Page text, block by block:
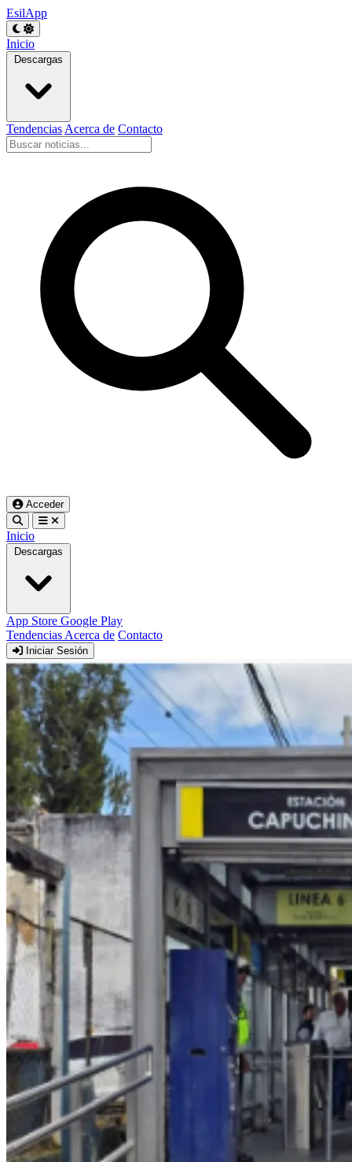
EsilApp
Inicio
Descargas
Tendencias Acerca de Contacto
Acceder
Inicio
Descargas
App Store Google Play
Tendencias Acerca de Contacto
Iniciar Sesión